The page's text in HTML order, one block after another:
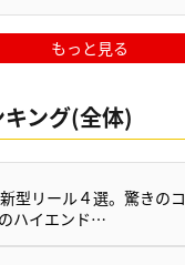
もっと見る
ング(全体)
型リール４選。驚きのコ
ハイエンド…